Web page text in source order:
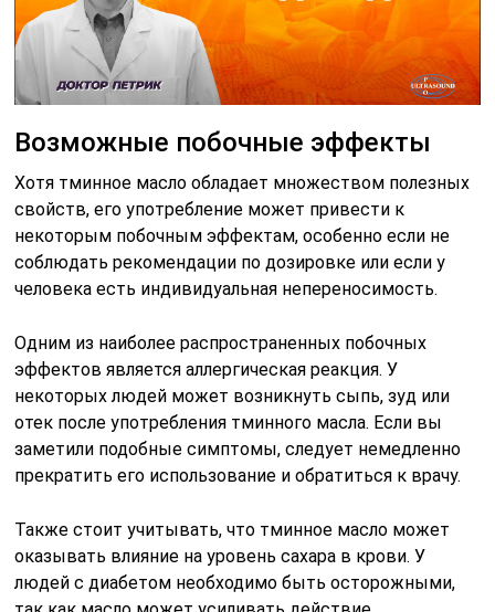
Возможные побочные эффекты
Хотя тминное масло обладает множеством полезных
свойств, его употребление может привести к
некоторым побочным эффектам, особенно если не
соблюдать рекомендации по дозировке или если у
человека есть индивидуальная непереносимость.
Одним из наиболее распространенных побочных
эффектов является аллергическая реакция. У
некоторых людей может возникнуть сыпь, зуд или
отек после употребления тминного масла. Если вы
заметили подобные симптомы, следует немедленно
прекратить его использование и обратиться к врачу.
Также стоит учитывать, что тминное масло может
оказывать влияние на уровень сахара в крови. У
людей с диабетом необходимо быть осторожными,